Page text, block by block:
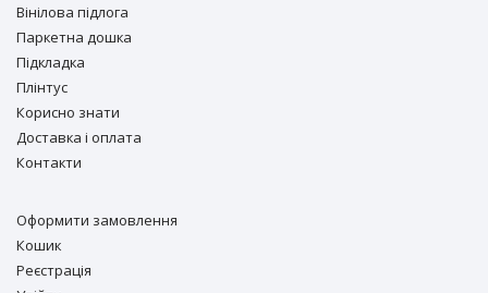
Вiнiлова підлога
Паркетна дошка
Підкладка
Плінтус
Корисно знати
Доставка і оплата
Контакти
Оформити замовлення
Кошик
Реєстрація